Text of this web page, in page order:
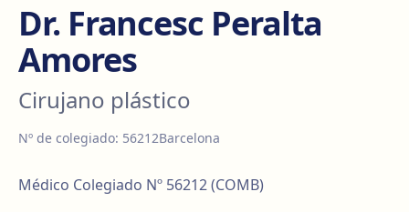
Dr. Francesc Peralta
Amores
Cirujano plástico
Nº de colegiado: 56212Barcelona
Médico Colegiado Nº 56212 (COMB)